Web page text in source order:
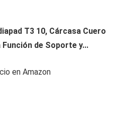
T3 10, Cárcasa Cuero
de Soporte y...
en Amazon